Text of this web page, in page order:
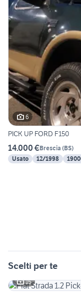
6
PICK UP FORD F150
14.000 €Brescia (BS)
Usato
12/1998
Scelti per te
15